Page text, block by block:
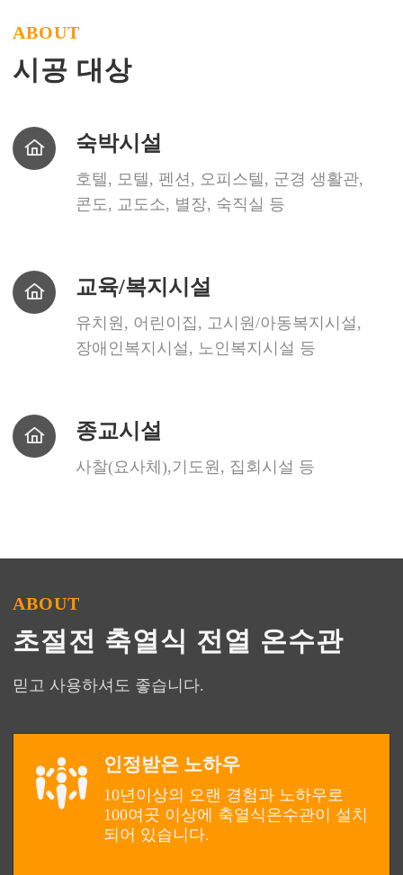
ABOUT
시공 대상
숙
박
시
설 숙박시설
호텔, 모텔, 펜션, 오피스텔, 군경 생활관,
콘도, 교도소, 별장, 숙직실 등
교
육
/
복
지
시
설
교육/복지시설
유치원, 어린이집, 고시원/아동복지시설,
장애인복지시설, 노인복지시설 등
종
교
시
설 종교시설
사찰(요사체),기도원, 집회시설 등
ABOUT
초절전 축열식 전열 온수관
믿고 사용하셔도 좋습니다.
인정받은 노하우
10년이상의 오랜 경험과 노하우로
100여곳 이상에 축열식온수관이 설치
되어 있습니다.